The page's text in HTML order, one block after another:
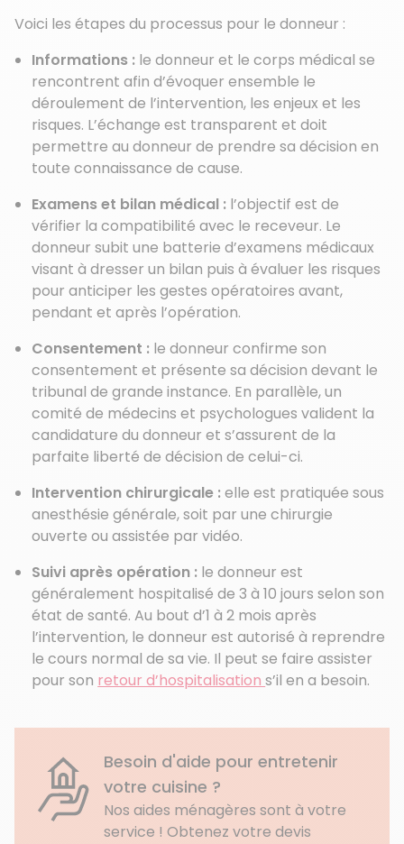
Voici les étapes du processus pour le donneur :
Informations : le donneur et le corps médical se
rencontrent afin d’évoquer ensemble le
déroulement de l’intervention, les enjeux et les
risques. L’échange est transparent et doit
permettre au donneur de prendre sa décision en
toute connaissance de cause.
Examens et bilan médical : l’objectif est de
vérifier la compatibilité avec le receveur. Le
donneur subit une batterie d’examens médicaux
visant à dresser un bilan puis à évaluer les risques
pour anticiper les gestes opératoires avant,
pendant et après l’opération.
Consentement : le donneur confirme son
consentement et présente sa décision devant le
tribunal de grande instance. En parallèle, un
comité de médecins et psychologues valident la
candidature du donneur et s’assurent de la
parfaite liberté de décision de celui-ci.
Intervention chirurgicale :elle est pratiquée sous
anesthésie générale, soit par une chirurgie
ouverte ou assistée par vidéo.
Suivi après opération : le donneur est
généralement hospitalisé de 3 à 10 jours selon son
état de santé. Au bout d’1 à 2 mois après
l’intervention, le donneur est autorisé à reprendre
le cours normal de sa vie. Il peut se faire assister
pour son retour d’hospitalisations’il en a besoin.
Besoin d'aide pour entretenir
votre cuisine ?
Nos aides ménagères sont à votre
service ! Obtenez votre devis